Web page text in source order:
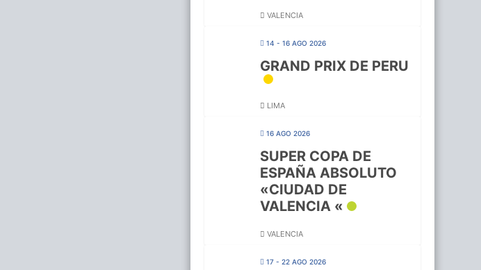
VALENCIA
14 - 16 AGO 2026
GRAND PRIX DE PERU
LIMA
16 AGO 2026
SUPER COPA DE
ESPAÑA ABSOLUTO
«CIUDAD DE
VALENCIA «
VALENCIA
17 - 22 AGO 2026